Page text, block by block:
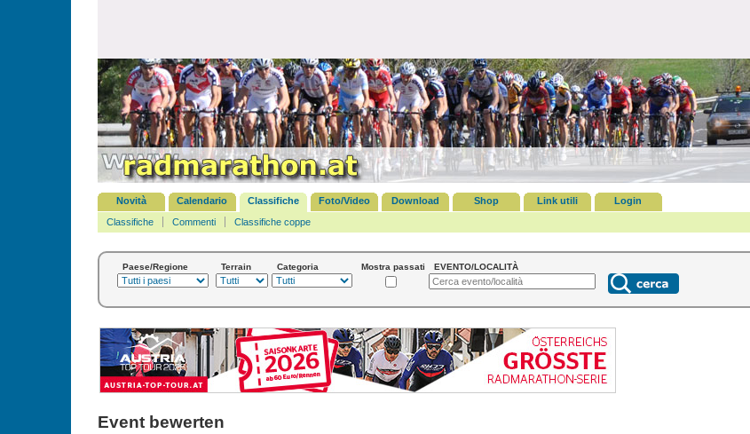
Novità Calendario Classifiche Foto/Video Download Shop Link utili
Login
Classifiche
Commenti Classifiche coppe
Paese/Regione Terrain Categoria Mostra passati EVENTO/LOCALITÀ
Event bewerten